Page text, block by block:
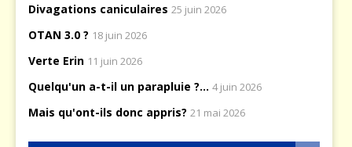
Divagations caniculaires 25 juin 2026
OTAN 3.0 ? 18 juin 2026
Verte Erin 11 juin 2026
Quelqu'un a-t-il un parapluie ?... 4 juin 2026
Mais qu'ont-ils donc appris? 21 mai 2026